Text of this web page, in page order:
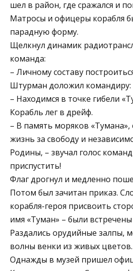
шел в район, где сражался и
Матросы и офицеры корабля
парадную форму.
Щелкнул динамик
команда:
– Личному составу
Штурман доложил командиру:
– Находимся в точке гибели
Корабль лег в дрейф.
– В память моряков
жизнь за свободу и
Родины, – звучал голос
приспустить!
Флаг дрогнул и медленно
Потом был зачитан приказ.
корабля-героя присвоить
имя «Туман» – были
Раздались орудийные залпы,
волны венки из живых цветов.
Однажды в музей пришел